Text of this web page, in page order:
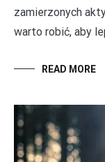
zamierzonych
warto robić, aby
READ MORE